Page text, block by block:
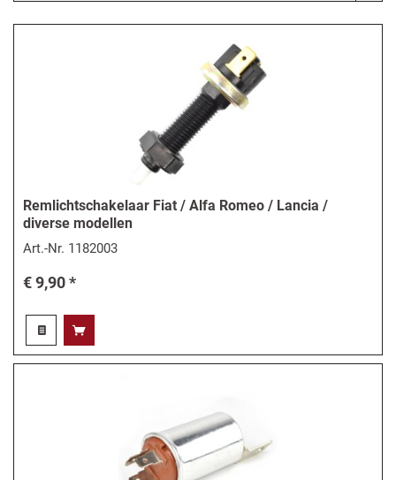
Remlichtschakelaar Fiat / Alfa Romeo / Lancia /
diverse modellen
Art.-Nr. 1182003
€ 9,90 *